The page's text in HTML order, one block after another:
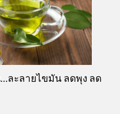
ละลายไขมัน ลดพุง ลด